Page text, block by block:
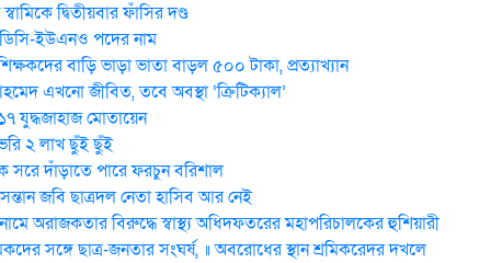
দ্বিতীয়বার ফাঁসির দণ্ড
ইউএনও পদের নাম
বাড়ি ভাড়া ভাতা বাড়ল ৫০০ টাকা, প্রত্যাখ্যান
এখনো জীবিত, তবে অবস্থা ‘ক্রিটিক্যাল’
যুদ্ধজাহাজ মোতায়েন
২ লাখ ছুঁই ছুঁই
সরে দাঁড়াতে পারে ফরচুন বরিশাল
জবি ছাত্রদল নেতা হাসিব আর নেই
অরাজকতার বিরুদ্ধে স্বাস্থ্য অধিদফতরের মহাপরিচালকের হুশিয়ারী
সঙ্গে ছাত্র-জনতার সংঘর্ষ, ॥ অবরোধের স্থান শ্রমিকরেদর দখলে